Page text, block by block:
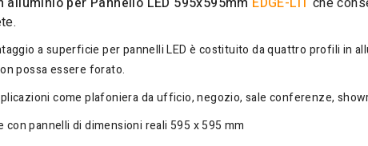
a superficie per pannelli LED è costituito da quattro profili in
possa essere forato.
come plafoniera da ufficio, negozio, sale conferenze,
con pannelli di dimensioni reali 595 x 595 mm